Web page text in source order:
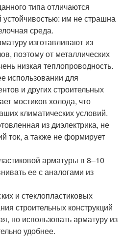
типа отличаются
устойчивостью: им не страшна
среда.
изготавливают из
поэтому от металлических
низкая теплопроводность.
использовании для
и других строительных
мостиков холода, что
климатических условий.
из диэлектрика, не
ток, а также не формирует
арматуры в 8–10
ее с аналогами из
и стеклопластиковых
строительных конструкций
но использовать арматуру из
удобнее.